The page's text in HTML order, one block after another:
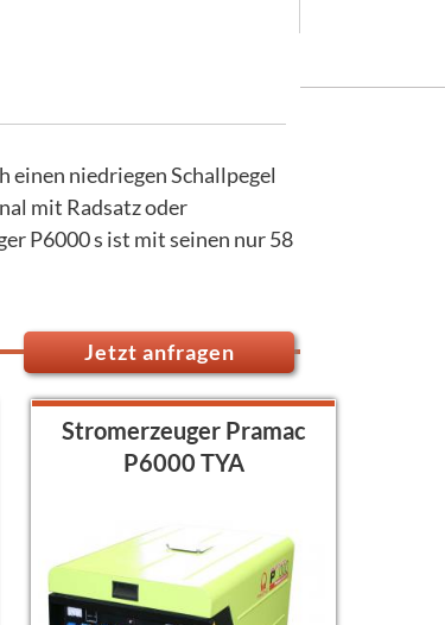
einen niedriegen Schallpegel
mit Radsatz oder
P6000 s ist mit seinen nur 58
Jetzt anfragen
Stromerzeuger Pramac
P6000 TYA